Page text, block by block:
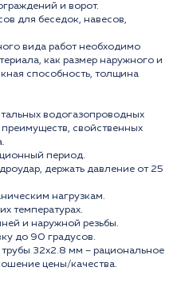
и ворот.
для беседок, навесов,
вида работ необходимо
как размер наружного и
способность, толщина
водогазопроводных
свойственных
период.
держать давление от 25
нагрузкам.
температурах.
и наружной резьбы.
до 90 градусов.
32x2.8 мм – рациональное
цены/качества.